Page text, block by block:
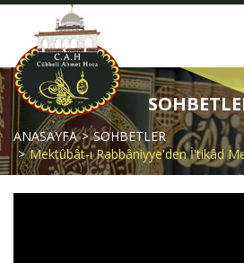
ANASAYFA
SOHBETLER
Mektûbât-ı Rabbâniyye'den İ'tikâd